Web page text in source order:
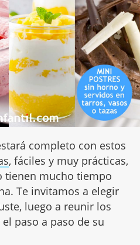
completo con estos
, fáciles y muy prácticas,
tienen mucho tiempo
Te invitamos a elegir
luego a reunir los
paso a paso de su